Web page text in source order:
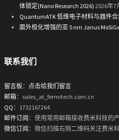
体锁定(Nano Research 2026) 2026年7
QuantumATK 低维电子材料与器件合
面外极化增强的亚 5 nm Janus
联系我们
留言板 ： 点击给我们留言
邮箱：sales_at_fermitech.com.cn
QQ ：1732167264
邮件订阅 ：使用常用邮箱接收费米科技的
微信订阅 ：微信扫描右侧二维码关注费米